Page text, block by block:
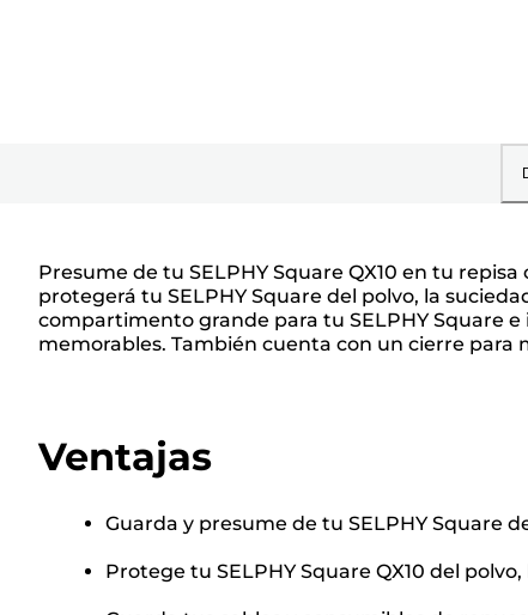
Presume de tu SELPHY Square QX10 en tu
protegerá tu SELPHY Square del polvo, la
compartimento grande para tu SELPHY Square
memorables. También cuenta con un cierre para
Ventajas
Guarda y presume de tu SELPHY Square
Protege tu SELPHY Square QX10 del